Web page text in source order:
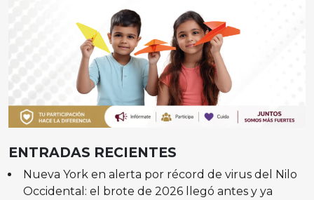
ENTRADAS RECIENTES
Nueva York en alerta por récord de virus del Nilo
Occidental: el brote de 2026 llegó antes y ya